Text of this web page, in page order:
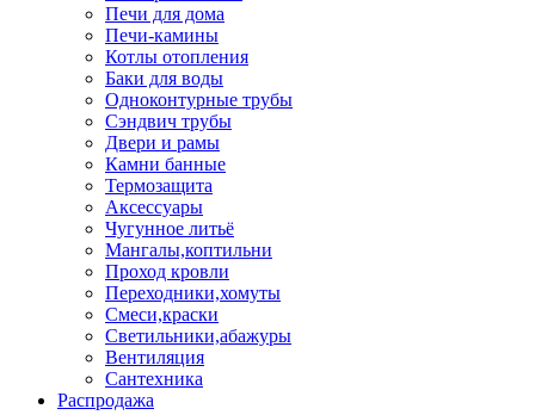
Печи для дома
Печи-камины
Котлы отопления
Баки для воды
Одноконтурные трубы
Сэндвич трубы
Двери и рамы
Камни банные
Термозащита
Аксессуары
Чугунное литьё
Мангалы,коптильни
Проход кровли
Переходники,хомуты
Смеси,краски
Светильники,абажуры
Вентиляция
Сантехника
Распродажа